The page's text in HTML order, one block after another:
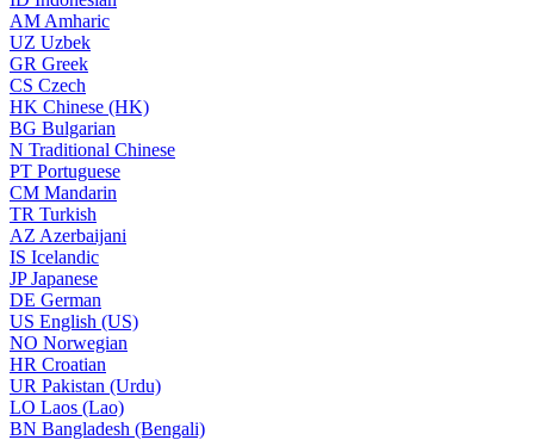
AM Amharic
UZ Uzbek
GR Greek
CS Czech
HK Chinese (HK)
BG Bulgarian
N Traditional Chinese
PT Portuguese
CM Mandarin
TR Turkish
AZ Azerbaijani
IS Icelandic
JPJapanese
DE German
US English (US)
NO Norwegian
HR Croatian
UR Pakistan (Urdu)
LO Laos (Lao)
BN Bangladesh (Bengali)